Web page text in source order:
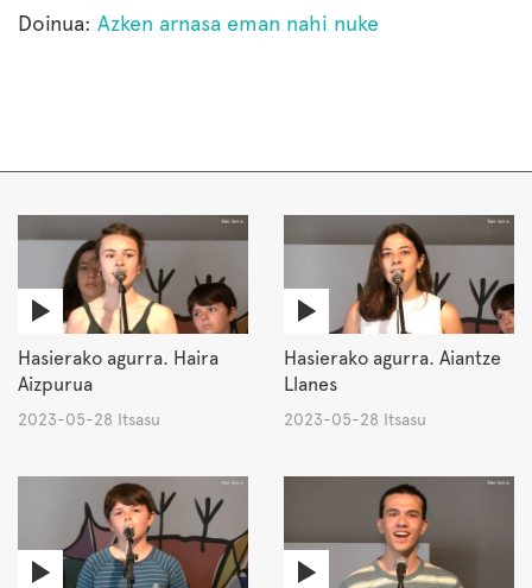
Doinua: Azken arnasa eman nahi nuke
Hasierako agurra. Haira
Aizpurua
2023-05-28 Itsasu
Hasierako agurra. Aiantze
Llanes
2023-05-28 Itsasu